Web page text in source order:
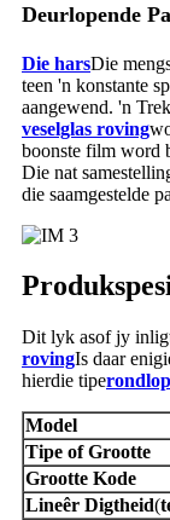
Deurlopende
Die harsDie
teen 'n konstante
aangewend. 'n
veselglas roving
boonste film word
Die nat
die saamgestelde
Dit lyk asof jy
rovingIs daar
hierdie tipe
Model
Tipe of Grootte
Grootte Kode
Lineêr Digtheid(